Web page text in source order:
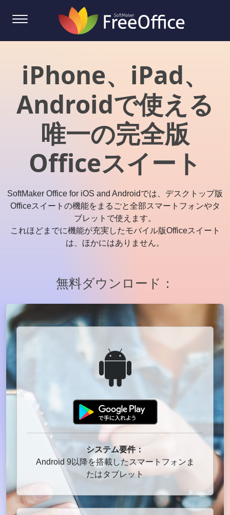
iPhone、iPad、
Androidで使える
唯一の完全版
Officeスイート
SoftMaker Office for iOS and Androidでは、デスクトップ版
Officeスイートの機能をまるごと全部スマートフォンやタ
ブレットで使えます。
これほどまでに機能が充実したモバイル版Officeスイート
は、ほかにはありません。
無料ダウンロード：
システム要件：
Android 9以降を搭載したスマートフォンま
たはタブレット